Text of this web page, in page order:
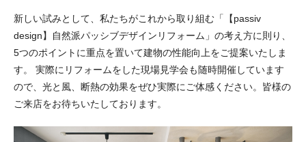
新しい試みとして、私たちがこれから取り組む「【passiv
design】自然派パッシブデザインリフォーム」の考え方に則り、
5つのポイントに重点を置いて建物の性能向上をご提案いたしま
す。 実際にリフォームをした現場見学会も随時開催しています
ので、光と風、断熱の効果をぜひ実際にご体感ください。皆様の
ご来店をお待ちいたしております。